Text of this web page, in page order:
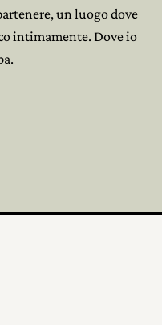
un luogo dove
intimamente. Dove io